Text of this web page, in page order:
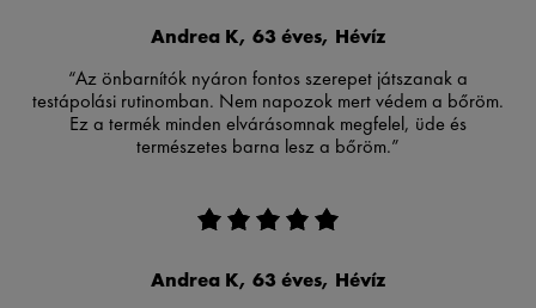
Andrea K, 63 éves, Hévíz
“Az önbarnítók nyáron fontos szerepet játszanak a
testápolási rutinomban. Nem napozok mert védem a bőröm.
Ez a termék minden elvárásomnak megfelel, üde és
természetes barna lesz a bőröm.”
Andrea K, 63 éves, Hévíz